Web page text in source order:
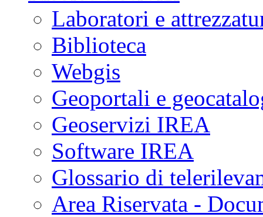
Laboratori e
Biblioteca
Webgis
Geoportali e
Geoservizi IREA
Software IREA
Glossario di
Area Riservata -